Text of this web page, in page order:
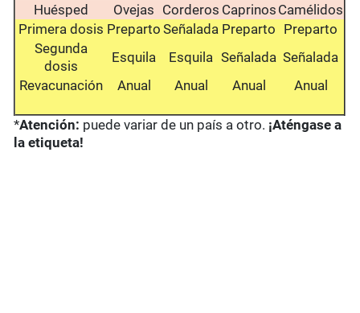
Huésped
Ovejas Corderos Caprinos Camélidos
Primera dosis Preparto Señalada Preparto Preparto
Segunda
dosis
Esquila Esquila Señalada Señalada
Revacunación
Anual Anual Anual Anual
*Atención: puede variar de un país a otro. ¡Aténgase a
la etiqueta!